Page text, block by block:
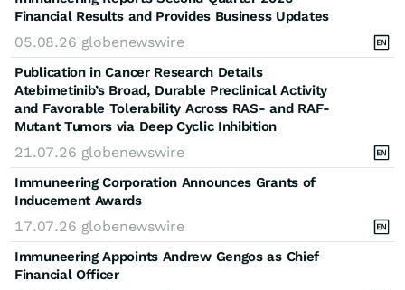
Financial Results and Provides Business Updates
05.08.26 globenewswire
Publication in Cancer Research Details
Atebimetinib’s Broad, Durable Preclinical Activity
and Favorable Tolerability Across RAS- and RAF-
Mutant Tumors via Deep Cyclic Inhibition
21.07.26 globenewswire
Immuneering Corporation Announces Grants of
Inducement Awards
17.07.26 globenewswire
Immuneering Appoints Andrew Gengos as Chief
Financial Officer